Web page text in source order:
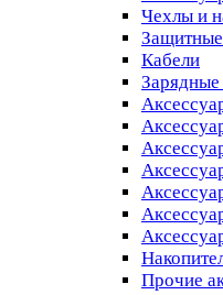
Чехлы и
Защитные
Кабели
Зарядные
Прочие